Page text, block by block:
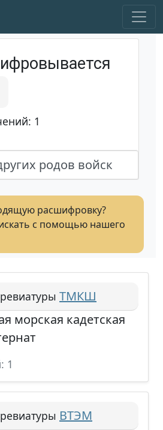
1
родов войск
расшифровку?
с помощью нашего
ТМКШ
морская кадетская
1
ВТЭМ